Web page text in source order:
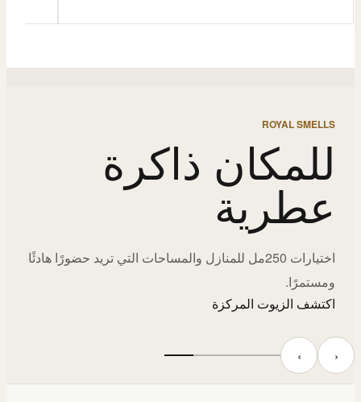
ROYAL SMELLS
للمكان ذاكرة
عطرية
اختيارات 250مل للمنازل والمساحات التي تريد حضورًا هادئًا
ومستمرًا.
اكتشف الزيوت المركزة
‹ ›